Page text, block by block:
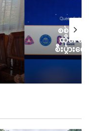
စစ်အုပ်
ထိုင်း ထေ
စီးပွားရ